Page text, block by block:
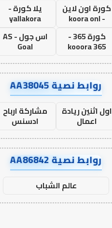
كورة اون لاين
- koora onl
يلا كورة -
yallakora
كورة 365 -
kooora 365
اس جول - AS
Goal
روابط نصية AA38045
اول اثنين ريادة
اعمال
مشاركة ارباح
ادسنس
روابط نصية AA86842
عالم الشباب